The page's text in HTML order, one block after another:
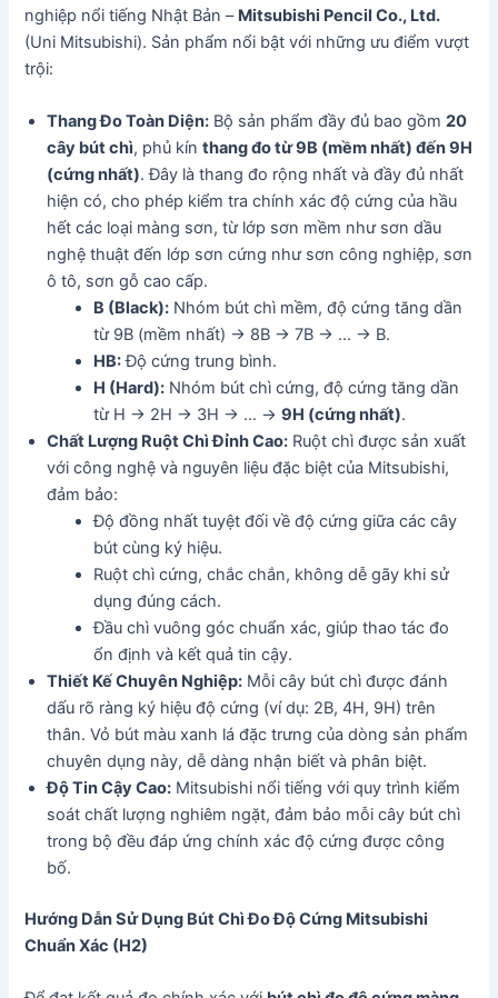
nghiệp nổi tiếng Nhật Bản – Mitsubishi Pencil Co., Ltd.
(Uni Mitsubishi). Sản phẩm nổi bật với những ưu điểm vượt
trội:
Thang Đo Toàn Diện: Bộ sản phẩm đầy đủ bao gồm20
cây bút chì, phủ kínthang đo từ 9B (mềm nhất) đến 9H
(cứng nhất). Đây là thang đo rộng nhất và đầy đủ nhất
hiện có, cho phép kiểm tra chính xác độ cứng của hầu
hết các loại màng sơn, từ lớp sơn mềm như sơn dầu
nghệ thuật đến lớp sơn cứng như sơn công nghiệp, sơn
ô tô, sơn gỗ cao cấp.
B (Black): Nhóm bút chì mềm, độ cứng tăng dần
từ 9B (mềm nhất) -> 8B -> 7B -> … -> B.
HB:Độ cứng trung bình.
H (Hard): Nhóm bút chì cứng, độ cứng tăng dần
từ H -> 2H -> 3H -> … ->9H (cứng nhất).
Chất Lượng Ruột Chì Đỉnh Cao: Ruột chì được sản xuất
với công nghệ và nguyên liệu đặc biệt của Mitsubishi,
đảm bảo:
Độ đồng nhất tuyệt đối về độ cứng giữa các cây
bút cùng ký hiệu.
Ruột chì cứng, chắc chắn, không dễ gãy khi sử
dụng đúng cách.
Đầu chì vuông góc chuẩn xác, giúp thao tác đo
ổn định và kết quả tin cậy.
Thiết Kế Chuyên Nghiệp: Mỗi cây bút chì được đánh
dấu rõ ràng ký hiệu độ cứng (ví dụ: 2B, 4H, 9H) trên
thân. Vỏ bút màu xanh lá đặc trưng của dòng sản phẩm
chuyên dụng này, dễ dàng nhận biết và phân biệt.
Độ Tin Cậy Cao: Mitsubishi nổi tiếng với quy trình kiểm
soát chất lượng nghiêm ngặt, đảm bảo mỗi cây bút chì
trong bộ đều đáp ứng chính xác độ cứng được công
bố.
Hướng Dẫn Sử Dụng Bút Chì Đo Độ Cứng Mitsubishi
Chuẩn Xác (H2)